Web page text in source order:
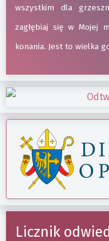
wszystkim dla
zagłębiaj się w Mojej
konania. Jest to wielka
Licznik